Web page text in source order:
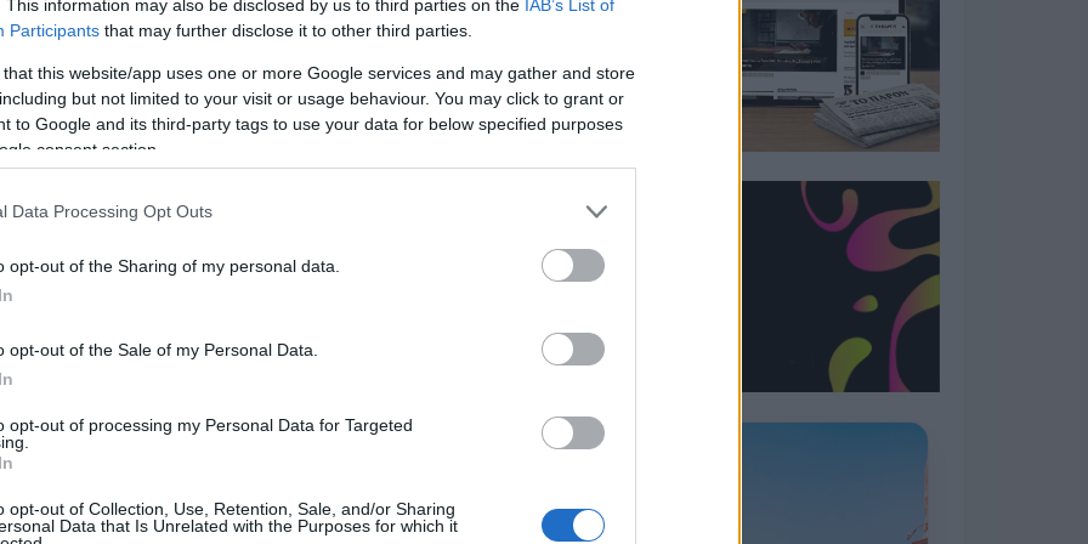
This information may also be disclosed by us to third parties on the IAB’s List of
Participants that may further disclose it to other third parties.
that this website/app uses one or more Google services and may gather and store
but not limited to your visit or usage behaviour. You may click to grant or
to Google and its third-party tags to use your data for below specified purposes
consent section.
Data Processing Opt Outs
opt-out of the Sharing of my personal data.
opt-out of the Sale of my Personal Data.
opt-out of processing my Personal Data for Targeted
opt-out of Collection, Use, Retention, Sale, and/or Sharing
Data that Is Unrelated with the Purposes for which it
Αυτά είναι τα 4 prints στα μαγιό που θα
Πώς να ξεφλουδίζεις εύκολα το σκόρδο
πρέπει να ξέρει
Τηλεοπτικά «Μαγειρέματα», Ψηφιακοί